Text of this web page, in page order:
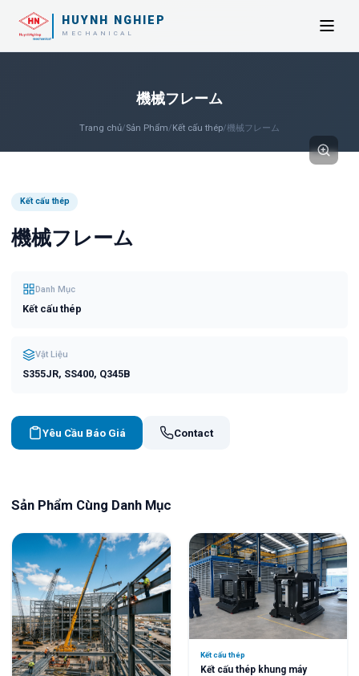
HUYNH NGHIEP
MECHANICAL
機械フレーム
Trang chủ/Sản Phẩm/Kết cấu thép/機械フレーム
Kết cấu thép
機械フレーム
Danh Mục
Kết cấu thép
Vật Liệu
S355JR, SS400, Q345B
Yêu Cầu Báo Giá Contact
Sản Phẩm Cùng Danh Mục
Kết cấu thép
Kết cấu thép khung máy